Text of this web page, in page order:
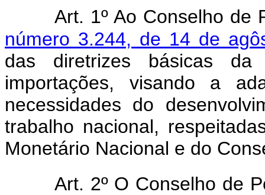
Art. 1º Ao Conselho
número 3.244, de 14 de
das diretrizes básicas
importações, visando a
necessidades do
trabalho nacional,
Monetário Nacional e do
Art. 2º O Conselho de